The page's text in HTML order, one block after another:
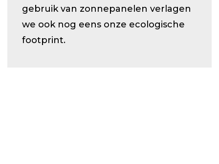
gebruik van zonnepanelen verlagen
we ook nog eens onze ecologische
footprint.